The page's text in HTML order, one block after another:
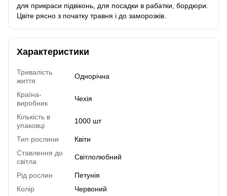
для прикраси підвіконь, для посадки в рабатки, бордюри.
Цвіте рясно з початку травня і до заморозків.
Характеристики
Тривалість
життя
Однорічна
Країна-
виробник
Чехія
Кількість в
упаковці
1000 шт
Тип рослини
Квіти
Ставлення до
світла
Світлолюбний
Рід рослин
Петунія
Колір
Червоний